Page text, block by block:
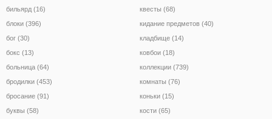
бильярд (16)
блоки (396)
бог (30)
бокс (13)
больница (64)
бродилки (453)
бросание (91)
буквы (58)
квесты (68)
кидание предметов (40)
кладбище (14)
ковбои (18)
коллекции (739)
комнаты (76)
коньки (15)
кости (65)